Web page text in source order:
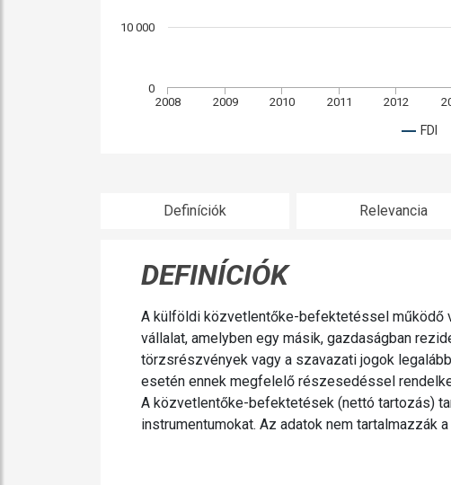
FDI
2008 2009 2010 2011 2012
0
10 000
Definíciók Relevancia
DEFINÍCIÓK
A külföldi közvetlentőke-befektetéssel működő
vállalat, amelyben egy másik, gazdaságban
törzsrészvények vagy a szavazati jogok
esetén ennek megfelelő részesedéssel
A közvetlentőke-befektetések (nettó tartozás)
instrumentumokat. Az adatok nem tartalmazzák